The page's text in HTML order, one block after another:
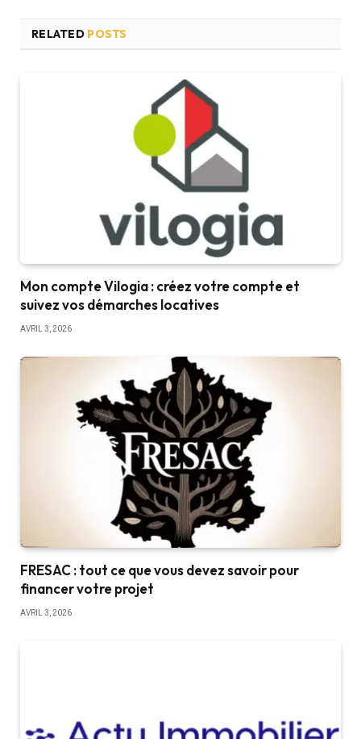
RELATED POSTS
Mon compte Vilogia : créez votre compte et
suivez vos démarches locatives
AVRIL 3, 2026
FRESAC : tout ce que vous devez savoir pour
financer votre projet
AVRIL 3, 2026